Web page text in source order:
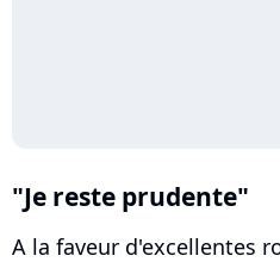
"Je reste prudente"
A la faveur d'excellentes